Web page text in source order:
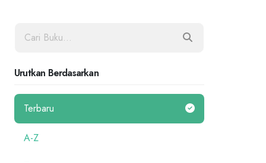
Urutkan Berdasarkan
Terbaru
A-Z